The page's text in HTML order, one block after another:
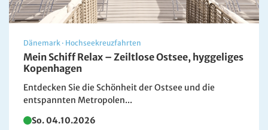
Dänemark · Hochseekreuzfahrten
Mein Schiff Relax – Zeiltlose Ostsee, hyggeliges
Kopenhagen
Entdecken Sie die Schönheit der Ostsee und die
entspannten Metropolen...
So. 04.10.2026